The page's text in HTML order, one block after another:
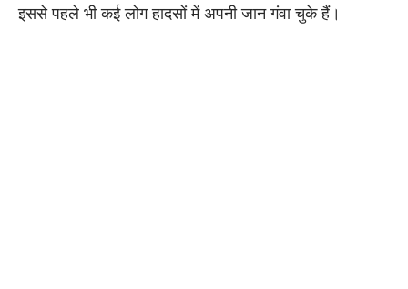
इससे पहले भी कई लोग हादसों में अपनी जान गंवा चुके हैं।